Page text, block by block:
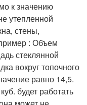
к значению
утепленной
стены,
: Объем
стеклянной
вокруг топочного
равно 14,5.
будет работать